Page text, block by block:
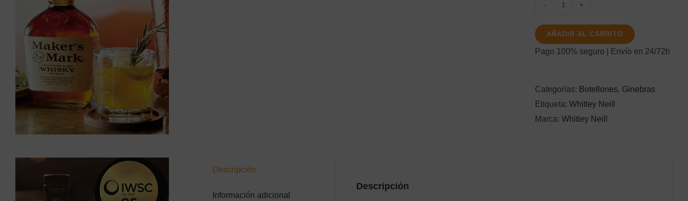
Neill
Cut
cantidad
AÑADIR AL CARRITO
Pago 100% seguro | Envío en 24/72h
Categorías: Botellones, Ginebras
Etiqueta:Whitley Neill
Marca:Whitley Neill
Descripción
Información adicional
Descripción